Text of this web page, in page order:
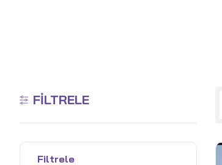
FILTRELE
Filtrele